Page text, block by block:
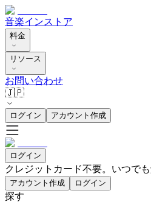
音楽インストア
料金
リソース
お問い合わせ
🇯🇵
ログイン アカウント作成
ログイン
クレジットカード不要。いつでも
アカウント作成 ログイン
探す